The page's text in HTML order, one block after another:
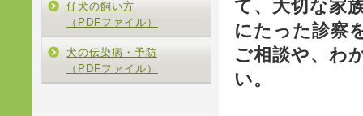
て、大切な家
にたった診察
ご相談や、わ
い。
仔犬の飼い方
（PDFファイル）
犬の伝染病・予防
（PDFファイル）